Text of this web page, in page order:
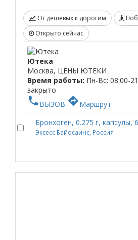
От дешевых к дорогим
Открыто сейчас
Ютека
Москва, ЦЕНЫ ЮТЕКИ
Время работы: Пн-Вс: 08:00-
закрыто
phone ВЫЗОВ directionsМаршрут
Бронхоген, 0.275 г, капсулы,
Эксесс Байосаинс, Россия